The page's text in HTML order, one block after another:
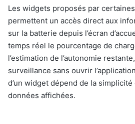
Les widgets proposés par
permettent un accès direct aux
sur la batterie depuis l’écran
temps réel le pourcentage de
l’estimation de l’autonomie
surveillance sans ouvrir
d’un widget dépend de la simplicité
données affichées.